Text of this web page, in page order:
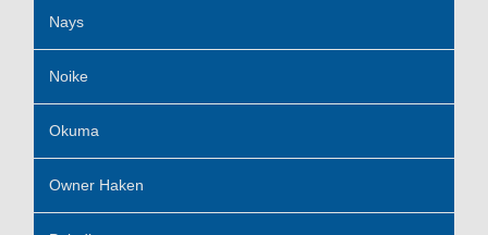
Nays
Noike
Okuma
Owner Haken